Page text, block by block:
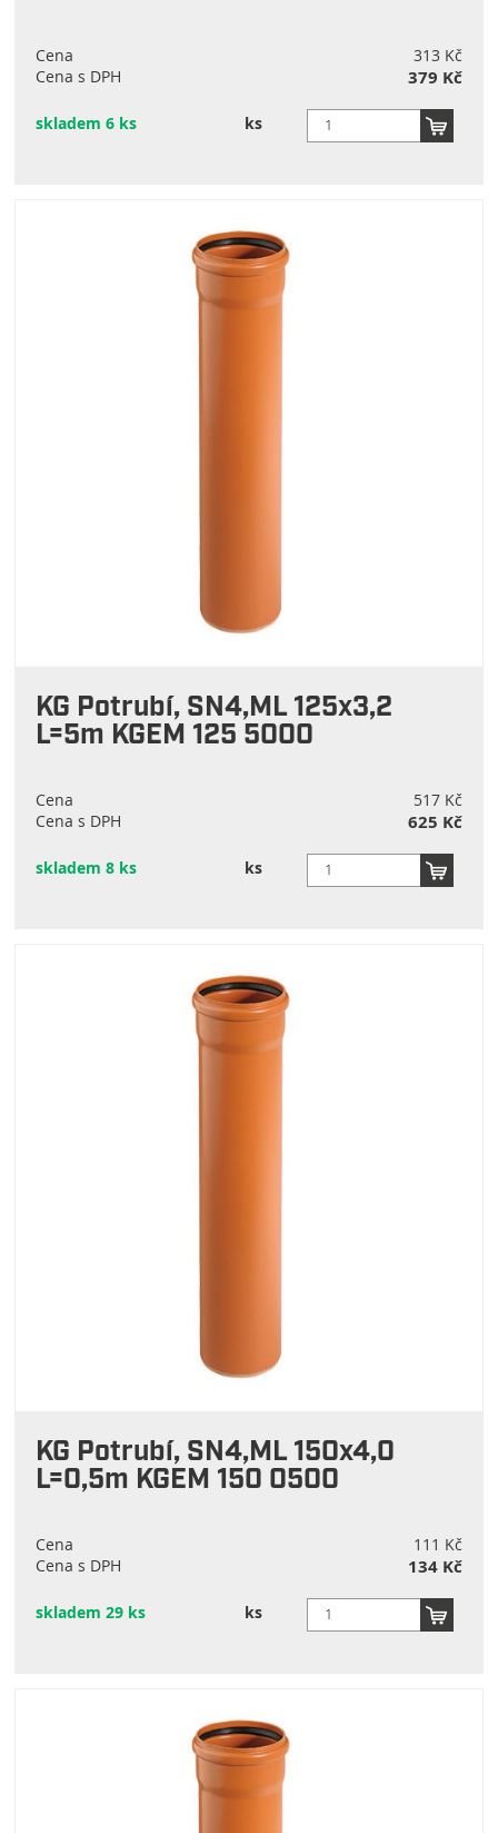
Cena
313 Kč
Cena s DPH
379 Kč
skladem 6 ks ks
KG Potrubí, SN4,ML 125x3,2
L=5m KGEM 125 5000
Cena
517 Kč
Cena s DPH
625 Kč
skladem 8 ks ks
KG Potrubí, SN4,ML 150x4,0
L=0,5m KGEM 150 0500
Cena
111 Kč
Cena s DPH
134 Kč
skladem 29 ks ks